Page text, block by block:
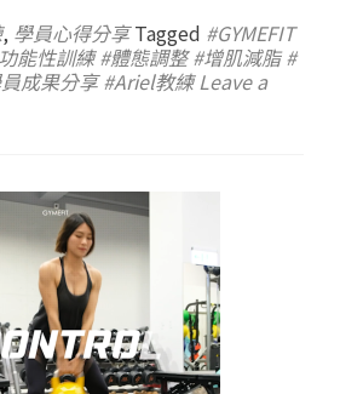
, 學員心得分享 Tagged #GYMEFIT
能性訓練 #體態調整 #增肌減脂 #
成果分享 #Ariel教練 Leave a